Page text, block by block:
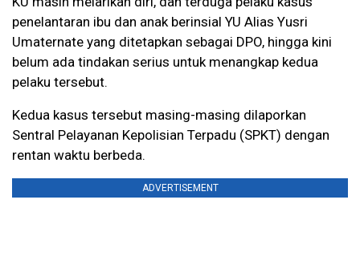
penelantaran ibu dan anak berinsial YU Alias Yusri
Umaternate yang ditetapkan sebagai DPO, hingga kini
belum ada tindakan serius untuk menangkap kedua
pelaku tersebut.
Kedua kasus tersebut masing-masing dilaporkan
Sentral Pelayanan Kepolisian Terpadu (SPKT) dengan
rentan waktu berbeda.
ADVERTISEMENT